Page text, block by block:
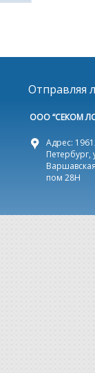
Отправляя
ООО “СЕКОМ
Адрес:
Петербург,
пом 28Н